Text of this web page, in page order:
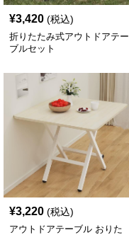
¥3,420 (税込)
折りたたみ式アウトドアテー
ブルセット
¥3,220 (税込)
アウトドアテーブル おりた